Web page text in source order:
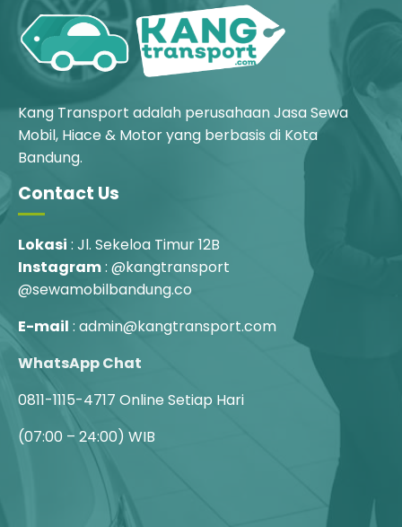
Kang Transport adalah perusahaan Jasa Sewa
Mobil, Hiace & Motor yang berbasis di Kota
Bandung.
Contact Us
Lokasi : Jl. Sekeloa Timur 12B
Instagram: @kangtransport
@sewamobilbandung.co
E-mail : admin@kangtransport.com
WhatsApp Chat
0811-1115-4717 Online Setiap Hari
(07:00 – 24:00) WIB